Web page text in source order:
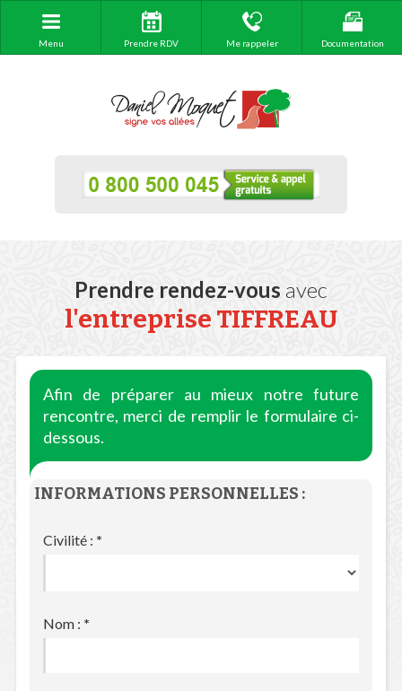
Menu Prendre RDV Me rappeler Documentation
Prendre rendez-vous avec
l'entreprise TIFFREAU
Afin de préparer au mieux notre future
rencontre, merci de remplir le formulaire ci-
dessous.
INFORMATIONS PERSONNELLES :
Civilité : *
Nom : *